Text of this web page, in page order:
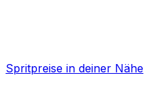
Spritpreise in deiner Nähe